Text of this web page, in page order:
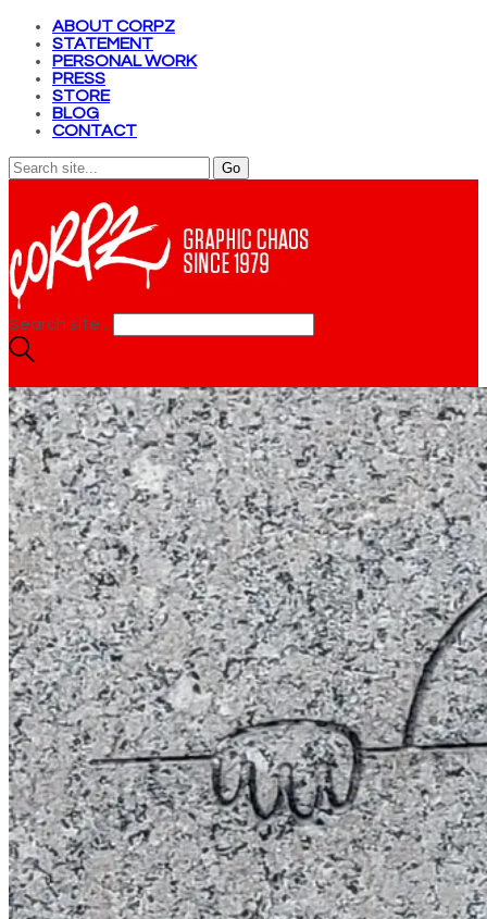
ABOUT CORPZ
STATEMENT
PERSONAL WORK
PRESS
STORE
BLOG
CONTACT
Search site...